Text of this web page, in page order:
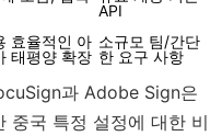
API
효율적인 아
태평양 확장
소규모 팀/간단
한 요구 사항
과 Adobe Sign은
중국 특정 설정에 대한 비